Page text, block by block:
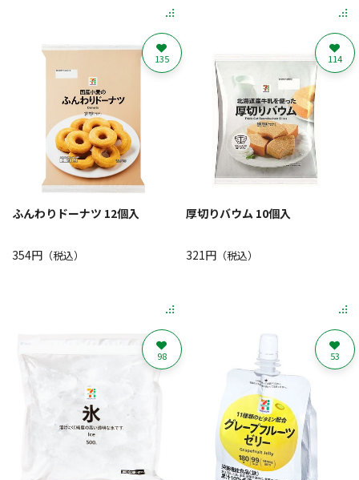
ふんわりドーナツ 12個入
354円 （税込）
135
厚切りバウム 10個入
321円（税込）
114
98 53